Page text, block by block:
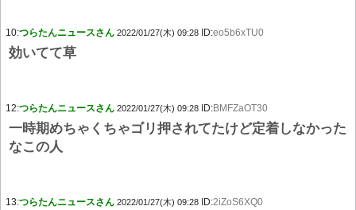
10:つらたんニュースさん 2022/01/27(木) 09:28 ID:eo5b6xTU0
効いてて草
12:つらたんニュースさん 2022/01/27(木) 09:28 ID:BMFZaOT30
一時期めちゃくちゃゴリ押されてたけど定着しなかった
なこの人
13:つらたんニュースさん 2022/01/27(木) 09:28 ID:2iZoS6XQ0